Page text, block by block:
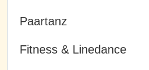
Paartanz
Fitness & Linedance